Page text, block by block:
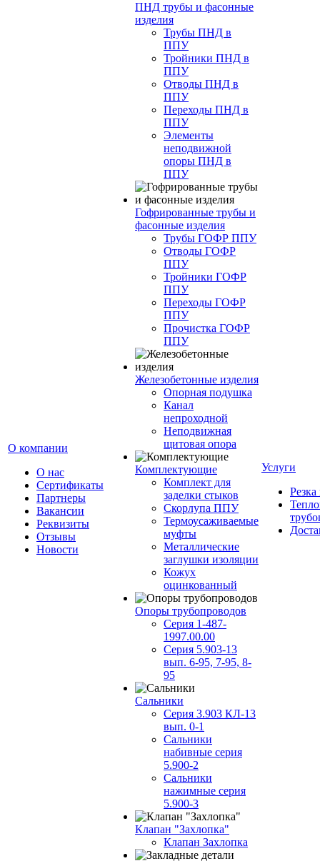
О компании
О нас
Сертификаты
Партнеры
Вакансии
Реквизиты
Отзывы
Новости
ПНД трубы и фасонные
изделия
Трубы ПНД в
ППУ
Тройники ПНД в
ППУ
Отводы ПНД в
ППУ
Переходы ПНД в
ППУ
Элементы
неподвижной
опоры ПНД в
ППУ
Гофрированные трубы и
фасонные изделия
Трубы ГОФР ППУ
Отводы ГОФР
ППУ
Тройники ГОФР
ППУ
Переходы ГОФР
ППУ
Прочистка ГОФР
ППУ
Железобетонные изделия
Опорная подушка
Канал
непроходной
Неподвижная
щитовая опора
Комплектующие
Комплект для
заделки стыков
Скорлупа ППУ
Термоусаживаемые
муфты
Металлические
заглушки изоляции
Кожух
оцинкованный
Опоры трубопроводов
Серия 1-487-
1997.00.00
Серия 5.903-13
вып. 6-95, 7-95, 8-
95
Сальники
Серия 3.903 КЛ-13
вып. 0-1
Сальники
набивные серия
5.900-2
Сальники
нажимные серия
5.900-3
Клапан "Захлопка"
Клапан Захлопка
Услуги
Резка